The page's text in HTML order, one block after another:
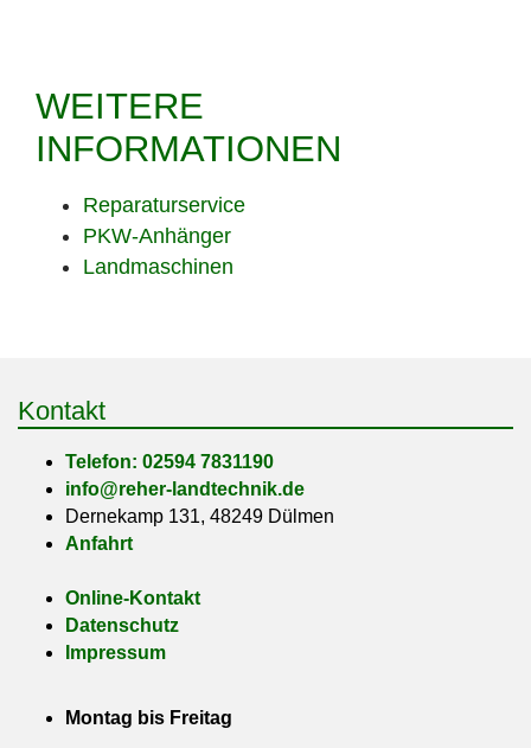
WEITERE
INFORMATIONEN
Reparaturservice
PKW-Anhänger
Landmaschinen
Kontakt
Telefon: 02594 7831190
info@reher-landtechnik.de
Dernekamp 131, 48249 Dülmen
Anfahrt
Online-Kontakt
Datenschutz
Impressum
Montag bis Freitag